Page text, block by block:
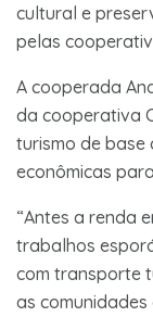
cultural e
pelas
A cooperada
da cooperativa
turismo de base
econômicas
“Antes a renda
trabalhos
com transporte
as